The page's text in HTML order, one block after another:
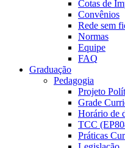
Cotas de
Convênios
Rede sem
Normas
Equipe
FAQ
Graduação
Pedagogia
Projeto
Grade
Horário de
TCC
Práticas